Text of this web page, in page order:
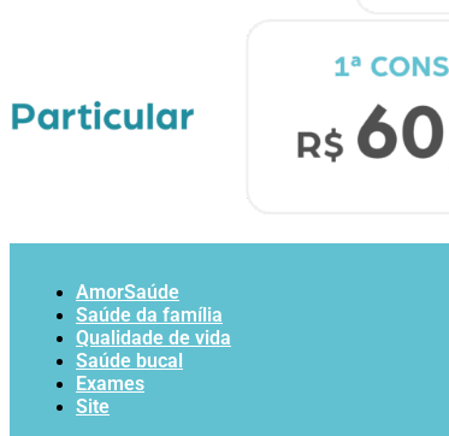
AmorSaúde
Saúde da família
Qualidade de vida
Saúde bucal
Exames
Site